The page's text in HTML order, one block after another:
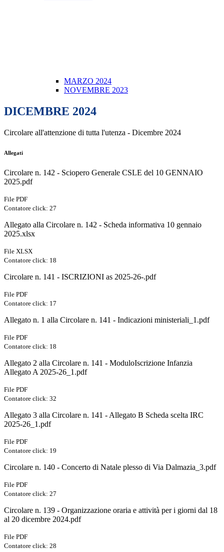
MARZO 2024
NOVEMBRE 2023
DICEMBRE 2024
Circolare all'attenzione di tutta l'utenza - Dicembre 2024
Allegati
Circolare n. 142 - Sciopero Generale CSLE del 10 GENNAIO
2025.pdf
File PDF
Contatore click: 27
Allegato alla Circolare n. 142 - Scheda informativa 10 gennaio
2025.xlsx
File XLSX
Contatore click: 18
Circolare n. 141 - ISCRIZIONI as 2025-26-.pdf
File PDF
Contatore click: 17
Allegato n. 1 alla Circolare n. 141 - Indicazioni ministeriali_1.pdf
File PDF
Contatore click: 18
Allegato 2 alla Circolare n. 141 - ModuloIscrizione Infanzia
Allegato A 2025-26_1.pdf
File PDF
Contatore click: 32
Allegato 3 alla Circolare n. 141 - Allegato B Scheda scelta IRC
2025-26_1.pdf
File PDF
Contatore click: 19
Circolare n. 140 - Concerto di Natale plesso di Via Dalmazia_3.pdf
File PDF
Contatore click: 27
Circolare n. 139 - Organizzazione oraria e attività per i giorni dal 18
al 20 dicembre 2024.pdf
File PDF
Contatore click: 28